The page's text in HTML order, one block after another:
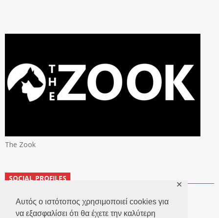
Αυτός ο ιστότοπος χρησιμοποιεί cookies για
να εξασφαλίσει ότι θα έχετε την καλύτερη
✕
The Zook
SOCIAL PROFILES